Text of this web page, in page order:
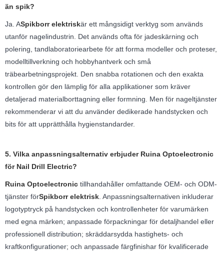
än spik?
Ja. ASpikborr elektriskär ett mångsidigt verktyg som används
utanför nagelindustrin. Det används ofta för jadeskärning och
polering, tandlaboratoriearbete för att forma modeller och proteser,
modelltillverkning och hobbyhantverk och små
träbearbetningsprojekt. Den snabba rotationen och den exakta
kontrollen gör den lämplig för alla applikationer som kräver
detaljerad materialborttagning eller formning. Men för nageltjänster
rekommenderar vi att du använder dedikerade handstycken och
bits för att upprätthålla hygienstandarder.
5. Vilka anpassningsalternativ erbjuder Ruina Optoelectronic
för Nail Drill Electric?
Ruina Optoelectronic tillhandahåller omfattande OEM- och ODM-
tjänster förSpikborr elektrisk . Anpassningsalternativen inkluderar
logotyptryck på handstycken och kontrollenheter för varumärken
med egna märken; anpassade förpackningar för detaljhandel eller
professionell distribution; skräddarsydda hastighets- och
kraftkonfigurationer; och anpassade färgfinishar för kvalificerade